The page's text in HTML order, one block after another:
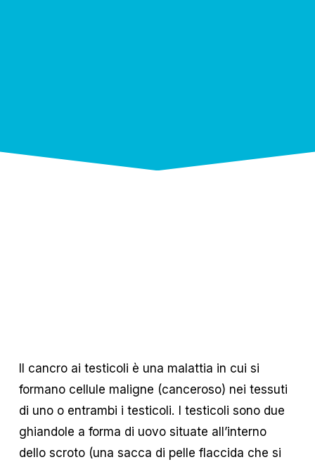
Il cancro ai testicoli è una malattia in cui si
formano cellule maligne (canceroso) nei tessuti
di uno o entrambi i testicoli. I testicoli sono due
ghiandole a forma di uovo situate all’interno
dello scroto (una sacca di pelle flaccida che si